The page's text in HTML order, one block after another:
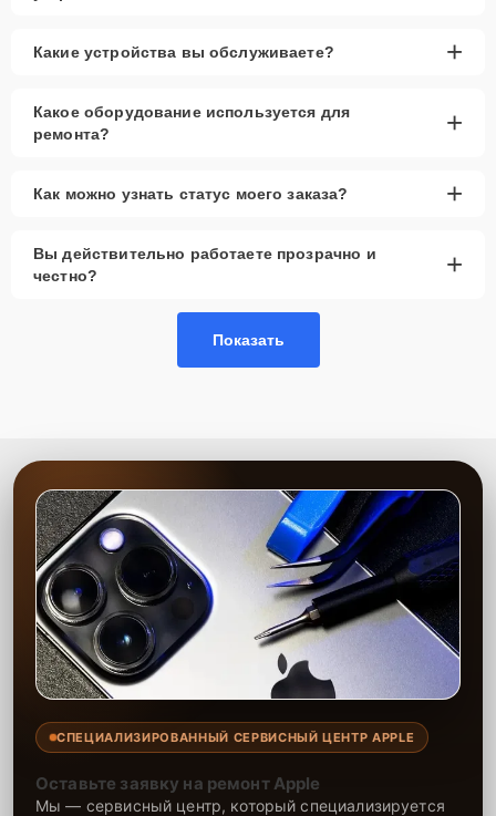
Какие устройства вы обслуживаете? +
Какое оборудование используется для
ремонта?
+
Как можно узнать статус моего заказа? +
Вы действительно работаете прозрачно и
честно?
+
Показать
СПЕЦИАЛИЗИРОВАННЫЙ СЕРВИСНЫЙ ЦЕНТР APPLE
Оставьте заявку на ремонт Apple
Мы — сервисный центр, который специализируется